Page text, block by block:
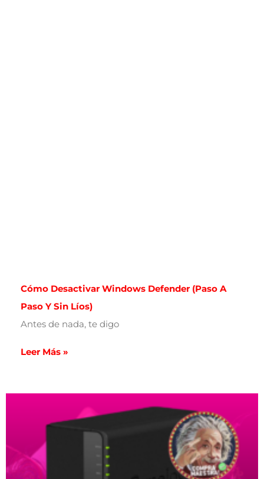
Cómo Desactivar Windows Defender (paso A
Paso Y Sin Líos)
Antes de nada, te digo
Leer Más »